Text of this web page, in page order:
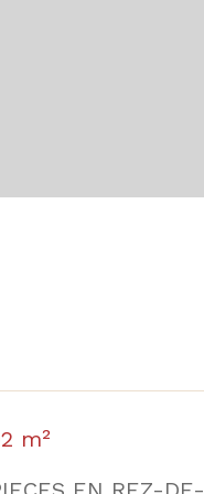
m²